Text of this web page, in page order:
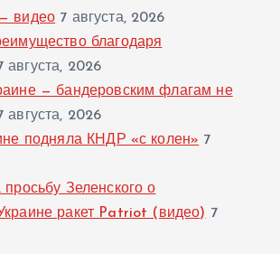
видео 7 августа, 2026
благодаря
августа, 2026
— бандеровским флагам не
августа, 2026
подняла КНДР «с колен» 7
просьбу Зеленского о
ракет Patriot (видео) 7